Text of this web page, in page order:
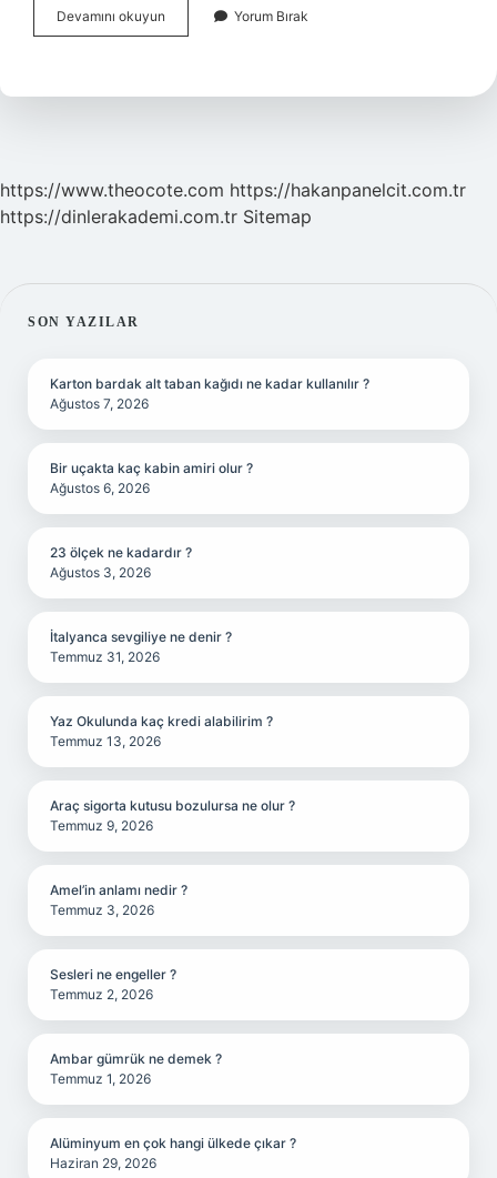
Devamını okuyun
Ve
Ne
Yorum Bırak
https://www.theocote.com https://hakanpanelcit.com.tr
https://dinlerakademi.com.tr Sitemap
SIDEBAR
SON YAZILAR
Karton bardak alt taban kağıdı ne kadar kullanılır ?
Ağustos 7, 2026
Bir uçakta kaç kabin amiri olur ?
Ağustos 6, 2026
23 ölçek ne kadardır ?
Ağustos 3, 2026
İtalyanca sevgiliye ne denir ?
Temmuz 31, 2026
Yaz Okulunda kaç kredi alabilirim ?
Temmuz 13, 2026
Araç sigorta kutusu bozulursa ne olur ?
Temmuz 9, 2026
Amel’in anlamı nedir ?
Temmuz 3, 2026
Sesleri ne engeller ?
Temmuz 2, 2026
Ambar gümrük ne demek ?
Temmuz 1, 2026
Alüminyum en çok hangi ülkede çıkar ?
Haziran 29, 2026